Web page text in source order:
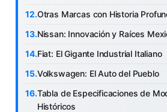
Otras Marcas con Historia
Nissan: Innovación y Raíces
Fiat: El Gigante Industrial Italiano
Volkswagen: El Auto del Pueblo
Tabla de Especificaciones de
Históricos